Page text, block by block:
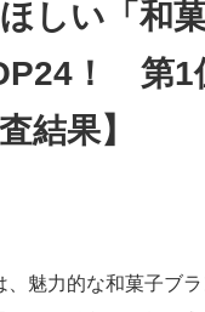
ト エレクトロニク
しい「和
！ 第1
結果】
魅力的な和菓子ブ